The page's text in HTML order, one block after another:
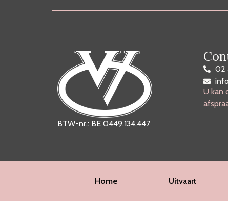
BTW-nr.: BE 0449.134.447
02
U kan
Home Uitvaart